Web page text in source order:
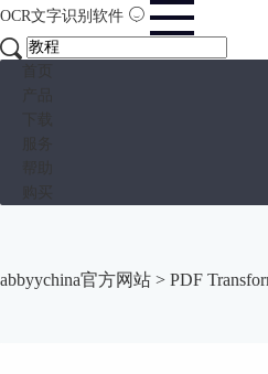
OCR文字识别软件
abbyychina官方网站 > PDF